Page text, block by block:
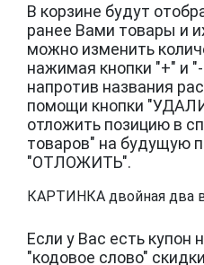
В корзине будут
ранее Вами товары и
можно изменить
нажимая кнопки "+" и
напротив названия
помощи кнопки
отложить позицию в
товаров" на будущую
"ОТЛОЖИТЬ".
КАРТИНКА двойная два
Если у Вас есть купон
"кодовое слово"